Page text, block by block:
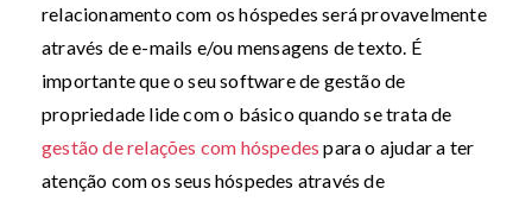
relacionamento com os hóspedes será provavelmente
através de e-mails e/ou mensagens de texto. É
importante que o seu software de gestão de
propriedade lide com o básico quando se trata de
gestão de relações com hóspedes para o ajudar a ter
atenção com os seus hóspedes através de